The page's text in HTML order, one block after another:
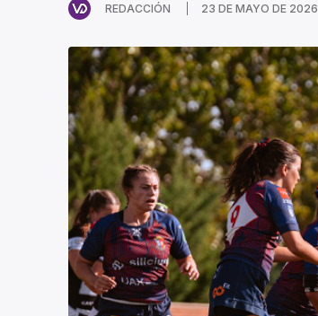
REDACCIÓN 23 DE MAYO DE 2026